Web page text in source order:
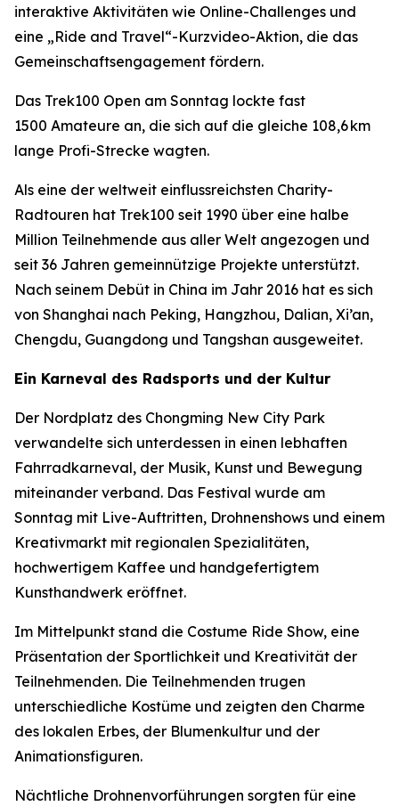
interaktive Aktivitäten wie Online-Challenges und
eine „Ride and Travel“-Kurzvideo-Aktion, die das
Gemeinschaftsengagement fördern.
Das Trek100 Open am Sonntag lockte fast
1500 Amateure an, die sich auf die gleiche 108,6 km
lange Profi-Strecke wagten.
Als eine der weltweit einflussreichsten Charity-
Radtouren hat Trek100 seit 1990 über eine halbe
Million Teilnehmende aus aller Welt angezogen und
seit 36 Jahren gemeinnützige Projekte unterstützt.
Nach seinem Debüt in China im Jahr 2016 hat es sich
von Shanghai nach Peking, Hangzhou, Dalian, Xi’an,
Chengdu, Guangdong und Tangshan ausgeweitet.
Ein Karneval des Radsports und der Kultur
Der Nordplatz des Chongming New City Park
verwandelte sich unterdessen in einen lebhaften
Fahrradkarneval, der Musik, Kunst und Bewegung
miteinander verband. Das Festival wurde am
Sonntag mit Live-Auftritten, Drohnenshows und einem
Kreativmarkt mit regionalen Spezialitäten,
hochwertigem Kaffee und handgefertigtem
Kunsthandwerk eröffnet.
Im Mittelpunkt stand die Costume Ride Show, eine
Präsentation der Sportlichkeit und Kreativität der
Teilnehmenden. Die Teilnehmenden trugen
unterschiedliche Kostüme und zeigten den Charme
des lokalen Erbes, der Blumenkultur und der
Animationsfiguren.
Nächtliche Drohnenvorführungen sorgten für eine